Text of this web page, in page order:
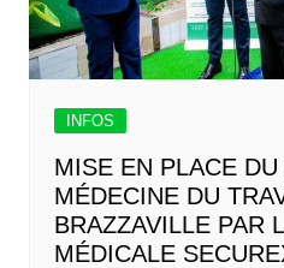
INFOS
MISE EN PLACE
MÉDECINE DU
BRAZZAVILLE PAR
MÉDICALE